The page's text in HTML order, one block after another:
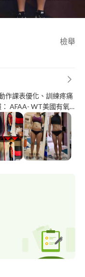
檢舉
作課表優化、訓練疼痛
國運動委員會私人教練
動矯正專家